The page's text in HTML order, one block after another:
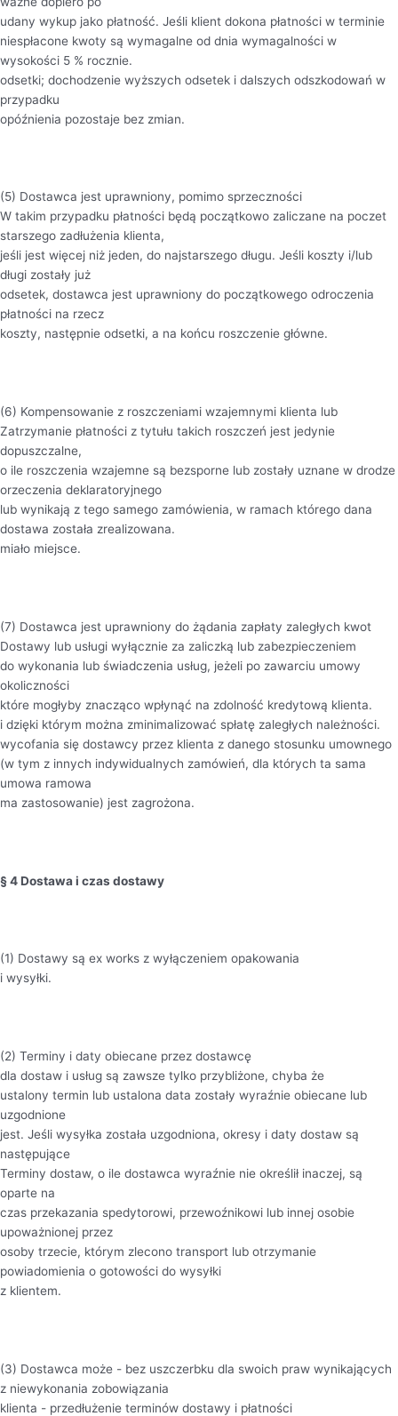
udany wykup jako płatność. Jeśli klient dokona płatności w terminie
niespłacone kwoty są wymagalne od dnia wymagalności w
wysokości 5 % rocznie.
odsetki; dochodzenie wyższych odsetek i dalszych odszkodowań w
przypadku
opóźnienia pozostaje bez zmian.
(5) Dostawca jest uprawniony, pomimo sprzeczności
W takim przypadku płatności będą początkowo zaliczane na poczet
starszego zadłużenia klienta,
jeśli jest więcej niż jeden, do najstarszego długu. Jeśli koszty i/lub
długi zostały już
odsetek, dostawca jest uprawniony do początkowego odroczenia
płatności na rzecz
koszty, następnie odsetki, a na końcu roszczenie główne.
(6) Kompensowanie z roszczeniami wzajemnymi klienta lub
Zatrzymanie płatności z tytułu takich roszczeń jest jedynie
dopuszczalne,
o ile roszczenia wzajemne są bezsporne lub zostały uznane w drodze
orzeczenia deklaratoryjnego
lub wynikają z tego samego zamówienia, w ramach którego dana
dostawa została zrealizowana.
miało miejsce.
(7) Dostawca jest uprawniony do żądania zapłaty zaległych kwot
Dostawy lub usługi wyłącznie za zaliczką lub zabezpieczeniem
do wykonania lub świadczenia usług, jeżeli po zawarciu umowy
okoliczności
które mogłyby znacząco wpłynąć na zdolność kredytową klienta.
i dzięki którym można zminimalizować spłatę zaległych należności.
wycofania się dostawcy przez klienta z danego stosunku umownego
(w tym z innych indywidualnych zamówień, dla których ta sama
umowa ramowa
ma zastosowanie) jest zagrożona.
§ 4 Dostawa i czas dostawy
(1) Dostawy są ex works z wyłączeniem opakowania
i wysyłki.
(2) Terminy i daty obiecane przez dostawcę
dla dostaw i usług są zawsze tylko przybliżone, chyba że
ustalony termin lub ustalona data zostały wyraźnie obiecane lub
uzgodnione
jest. Jeśli wysyłka została uzgodniona, okresy i daty dostaw są
następujące
Terminy dostaw, o ile dostawca wyraźnie nie określił inaczej, są
oparte na
czas przekazania spedytorowi, przewoźnikowi lub innej osobie
upoważnionej przez
osoby trzecie, którym zlecono transport lub otrzymanie
powiadomienia o gotowości do wysyłki
z klientem.
(3) Dostawca może - bez uszczerbku dla swoich praw wynikających
z niewykonania zobowiązania
klienta - przedłużenie terminów dostawy i płatności